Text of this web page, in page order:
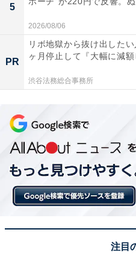
5
2026/08/06
PR
リボ地獄から抜け出した
ヶ月停止して『大幅に減額
渋谷法務総合事務所
注目